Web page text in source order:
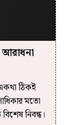
আরাধনা
ঠিকই
মতো
বিশেষ নিবন্ধ।